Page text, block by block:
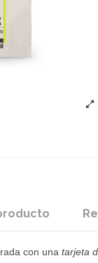
con una tarjeta